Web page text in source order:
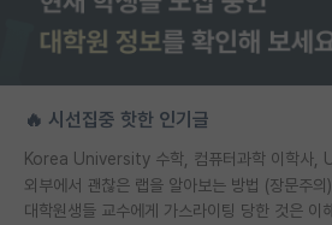
🔥 시선집중 핫한 인기글
외부에서 괜찮은 랩을 알아보는 방법 (장문주의)